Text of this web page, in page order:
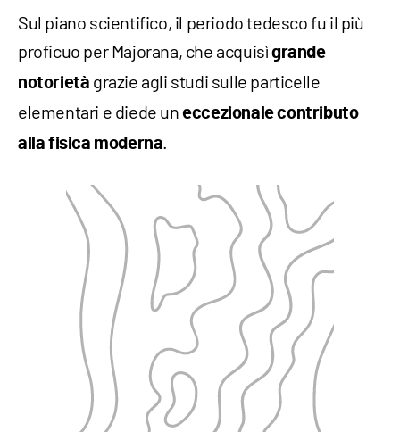
Sul piano scientifico, il periodo tedesco fu il più
proficuo per Majorana, che acquisìgrande
notorietà grazie agli studi sulle particelle
elementari e diede uneccezionale contributo
alla fisica moderna.